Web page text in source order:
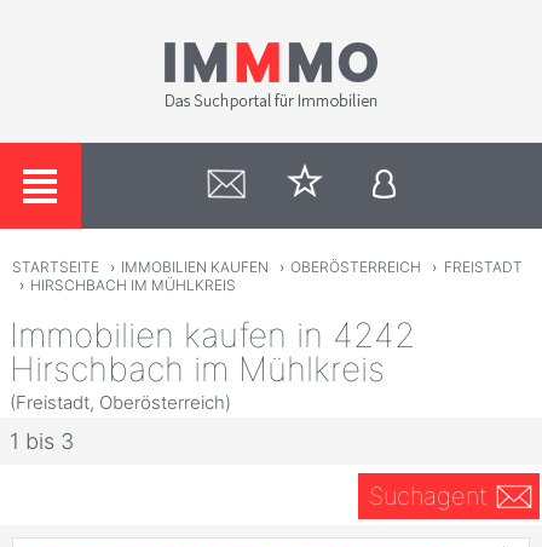
STARTSEITE › IMMOBILIEN KAUFEN › OBERÖSTERREICH › FREISTADT
› HIRSCHBACH IM MÜHLKREIS
Immobilien kaufen in 4242
Hirschbach im Mühlkreis
(Freistadt, Oberösterreich)
1 bis 3
Suchagent